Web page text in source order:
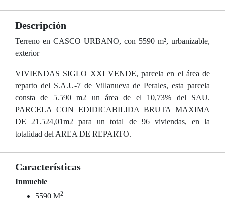
Descripción
Terreno en CASCO URBANO, con 5590 m², urbanizable,
exterior
VIVIENDAS SIGLO XXI VENDE, parcela en el área de
reparto del S.A.U-7 de Villanueva de Perales, esta parcela
consta de 5.590 m2 un área de el 10,73% del SAU.
PARCELA CON EDIDICABILIDA BRUTA MAXIMA
DE 21.524,01m2 para un total de 96 viviendas, en la
totalidad del AREA DE REPARTO.
Características
Inmueble
5590 M2